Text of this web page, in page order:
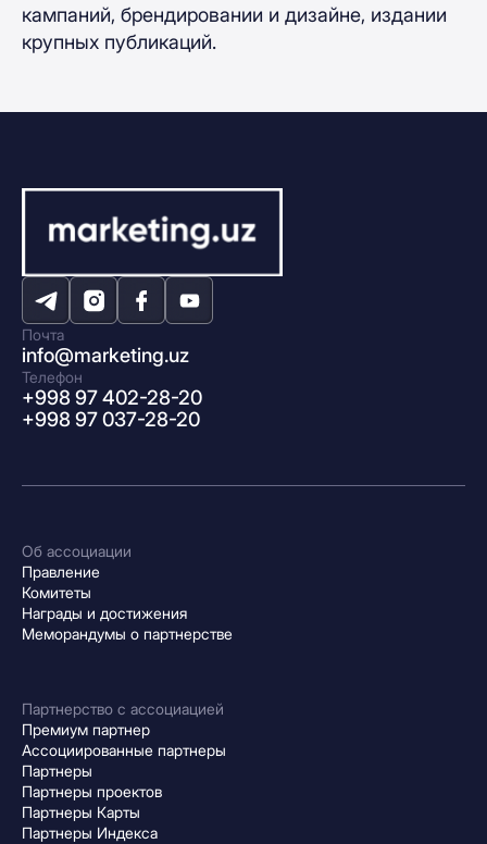
кампаний, брендировании и дизайне, издании
крупных публикаций.
Почта
info@marketing.uz
Телефон
+998 97 402-28-20
+998 97 037-28-20
Об ассоциации
Правление
Комитеты
Награды и достижения
Меморандумы о партнерстве
Партнерство с ассоциацией
Премиум партнер
Ассоциированные партнеры
Партнеры
Партнеры проектов
Партнеры Карты
Партнеры Индекса